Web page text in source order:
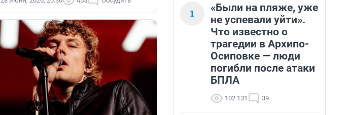
1
«Были на пляже, уже
не успевали уйти».
Что известно о
трагедии в Архипо-
Осиповке — люди
погибли после атаки
БПЛА
102 131 39